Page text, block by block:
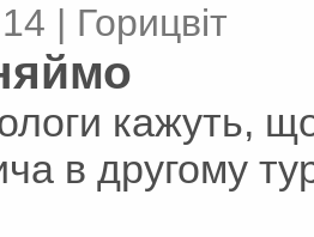
| Горицвіт
кажуть,
в другому